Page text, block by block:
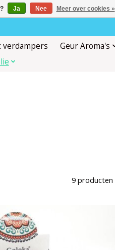
verdampers Geur Aroma's
9 producten
Ja Nee Meer over cookies »